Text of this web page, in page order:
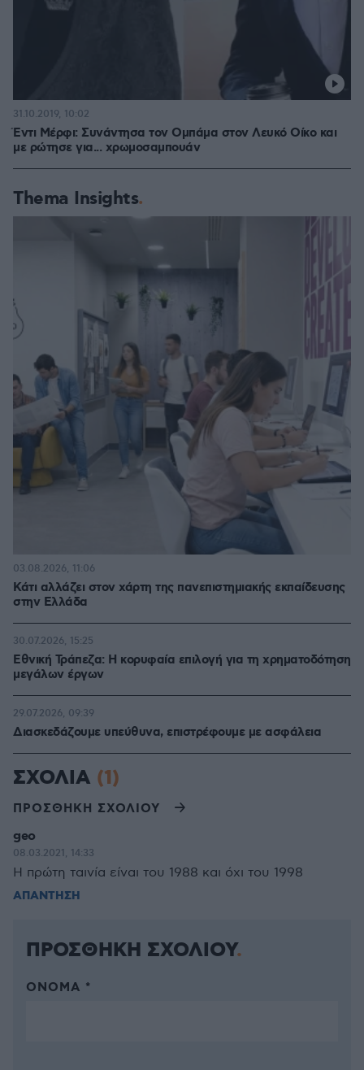
Έντι Μέρφι: Συνάντησα τον Ομπάμα στον Λευκό Οίκο και
με ρώτησε για... χρωμοσαμπουάν
31.10.2019, 10:02
Thema Insights
Κάτι αλλάζει στον χάρτη της πανεπιστημιακής εκπαίδευσης
στην Ελλάδα
03.08.2026, 11:06
Εθνική Τράπεζα: Η κορυφαία επιλογή για τη χρηματοδότηση
μεγάλων έργων
30.07.2026, 15:25
Διασκεδάζουμε υπεύθυνα, επιστρέφουμε με ασφάλεια
29.07.2026, 09:39
ΣΧΟΛΙΑ (1)
ΠΡΟΣΘΗΚΗ ΣΧΟΛΙΟΥ
geo
08.03.2021, 14:33
Η πρώτη ταινία είναι του 1988 και όχι του 1998
ΑΠΑΝΤΗΣΗ
ΠΡΟΣΘΗΚΗ ΣΧΟΛΙΟΥ
ΌΝΟΜΑ *